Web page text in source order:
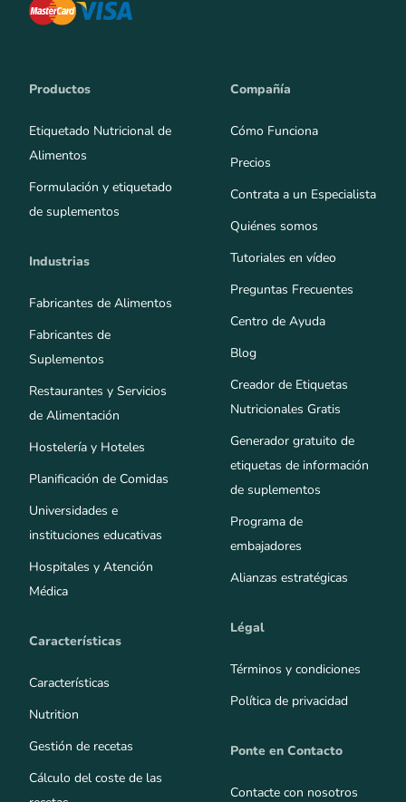
Productos
Etiquetado Nutricional de
Alimentos
Formulación y etiquetado
de suplementos
Industrias
Fabricantes de Alimentos
Fabricantes de
Suplementos
Restaurantes y Servicios
de Alimentación
Hostelería y Hoteles
Planificación de Comidas
Universidades e
instituciones educativas
Hospitales y Atención
Médica
Características
Características
Nutrition
Gestión de recetas
Cálculo del coste de las
Compañía
Cómo Funciona
Precios
Contrata a un Especialista
Quiénes somos
Tutoriales en vídeo
Preguntas Frecuentes
Centro de Ayuda
Blog
Creador de Etiquetas
Nutricionales Gratis
Generador gratuito de
etiquetas de información
de suplementos
Programa de
embajadores
Alianzas estratégicas
Légal
Términos y condiciones
Política de privacidad
Ponte en Contacto
Contacte con nosotros